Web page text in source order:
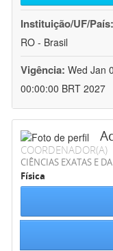
Instituição/UF/País:
RO - Brasil
Vigência: Wed Jan
00:00:00 BRT 2027
COORDENADOR(A)
CIÊNCIAS EXATAS E
Física